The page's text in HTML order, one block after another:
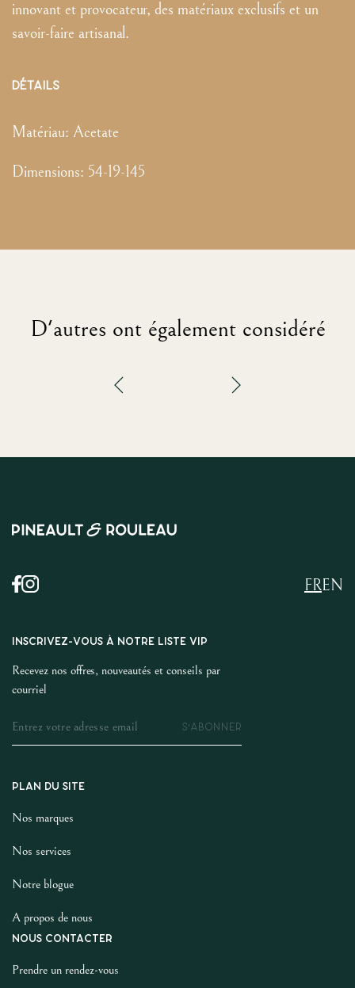
innovant et provocateur, des matériaux exclusifs et un
savoir-faire artisanal.
DÉTAILS
Matériau: Acetate
Dimensions: 54-19-145
D'autres ont également considéré
EN
FR
INSCRIVEZ-VOUS À NOTRE LISTE VIP
Recevez nos offres, nouveautés et conseils par
courriel
S'ABONNER
PLAN DU SITE
Nos marques
Nos services
Notre blogue
A propos de nous
NOUS CONTACTER
Prendre un rendez-vous